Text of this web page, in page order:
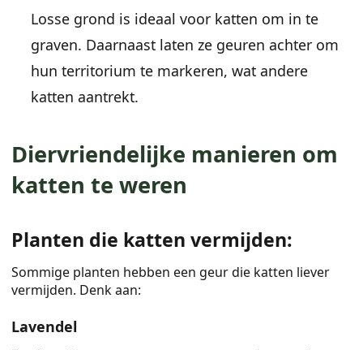
Losse grond is ideaal voor katten om in te
graven. Daarnaast laten ze geuren achter om
hun territorium te markeren, wat andere
katten aantrekt.
Diervriendelijke manieren om
katten te weren
Planten die katten vermijden:
Sommige planten hebben een geur die katten liever
vermijden. Denk aan:
Lavendel